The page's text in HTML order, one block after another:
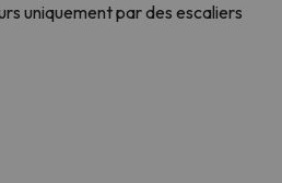
uniquement par des escaliers